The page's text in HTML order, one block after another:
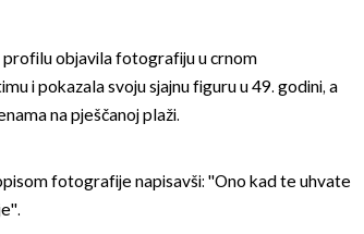
objavila fotografiju u crnom
i pokazala svoju sjajnu figuru u 49. godini, a
na pješčanoj plaži.
fotografije napisavši: ''Ono kad te uhvate